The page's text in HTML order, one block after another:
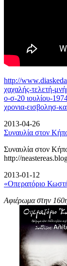
http://
χαχαλής-τελετή-
ο-σ-20 ιουλίου-
χρονια-εισβολησ-
2013-04-26
Συναυλία στον
Συναυλία στον
http://
2013-01-12
«Οπερατόριο
Αφιέρωμα στην